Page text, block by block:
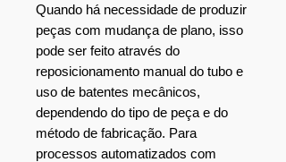
Quando há necessidade de produzir
peças com mudança de plano, isso
pode ser feito através do
reposicionamento manual do tubo e
uso de batentes mecânicos,
dependendo do tipo de peça e do
método de fabricação. Para
processos automatizados com